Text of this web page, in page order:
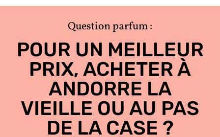
Question parfum :
POUR UN MEILLEUR
PRIX, ACHETER À
ANDORRE LA
VIEILLE OU AU PAS
DE LA CASE ?